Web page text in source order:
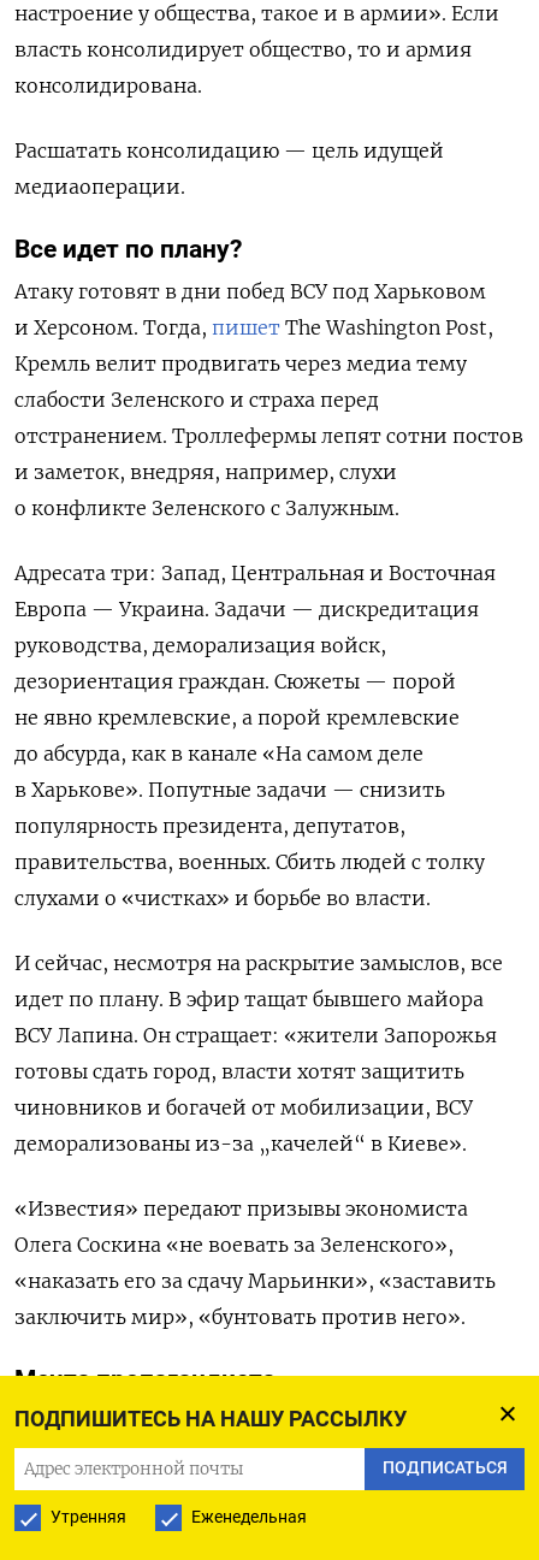
ПОДПИШИТЕСЬ НА НАШУ РАССЫЛКУ
ПОДПИСАТЬСЯ
Утренняя Еженедельная
настроение у общества, такое и в армии». Если
власть консолидирует общество, то и армия
консолидирована.
Расшатать консолидацию — цель идущей
медиаоперации.
Все идет по плану?
Атаку готовят в дни побед ВСУ под Харьковом
и Херсоном. Тогда, пишет The Washington Post,
Кремль велит продвигать через медиа тему
слабости Зеленского и страха перед
отстранением. Троллефермы лепят сотни постов
и заметок, внедряя, например, слухи
о конфликте Зеленского с Залужным.
Адресата три: Запад, Центральная и Восточная
Европа — Украина. Задачи — дискредитация
руководства, деморализация войск,
дезориентация граждан. Сюжеты — порой
не явно кремлевские, а порой кремлевские
до абсурда, как в канале «На самом деле
в Харькове». Попутные задачи — снизить
популярность президента, депутатов,
правительства, военных. Сбить людей с толку
слухами о «чистках» и борьбе во власти.
И сейчас, несмотря на раскрытие замыслов, все
идет по плану. В эфир тащат бывшего майора
ВСУ Лапина. Он стращает: «жители Запорожья
готовы сдать город, власти хотят защитить
чиновников и богачей от мобилизации, ВСУ
деморализованы из-за „качелей“ в Киеве».
«Известия» передают призывы экономиста
Олега Соскина «не воевать за Зеленского»,
«наказать его за сдачу Марьинки», «заставить
заключить мир», «бунтовать против него».
Мечта пропагандиста
Зря что ль 25 февраля 2022 года Кремль
молил ВСУ: «Берите
… Похоже, вам будет
легче договориться…» Чего ждали? Бунта?
Хотели выдать атаки ДРГ за мятеж? Но ДРГ